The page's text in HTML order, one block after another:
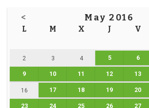
< May 2016
L M X J V
2 3 4 5 6
9 10 11 12 13
16 17 18 19 20
23 24 25 26 27